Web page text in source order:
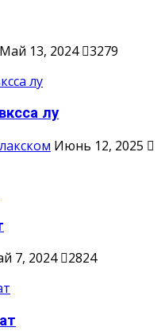
Май 13, 2024 3279
лу
Июнь 12, 2025
7, 2024 2824